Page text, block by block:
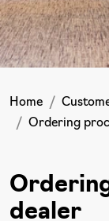
Home
Ordering
dealer